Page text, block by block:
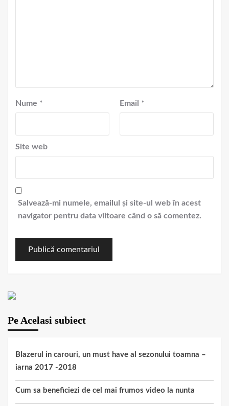
Nume * Email *
Site web
Salvează-mi numele, emailul și site-ul web în acest
navigator pentru data viitoare când o să comentez.
Pe Acelasi subiect
Blazerul in carouri, un must have al sezonului toamna –
iarna 2017 -2018
Cum sa beneficiezi de cel mai frumos video la nunta